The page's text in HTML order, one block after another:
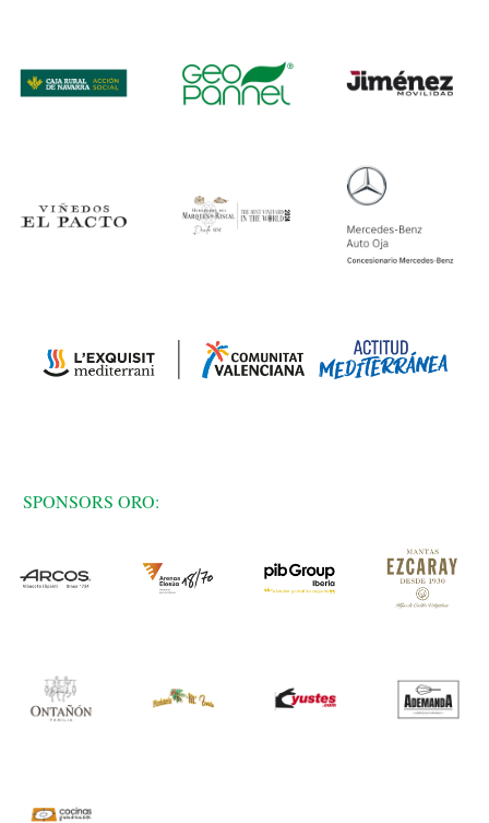
SPONSORS ORO: